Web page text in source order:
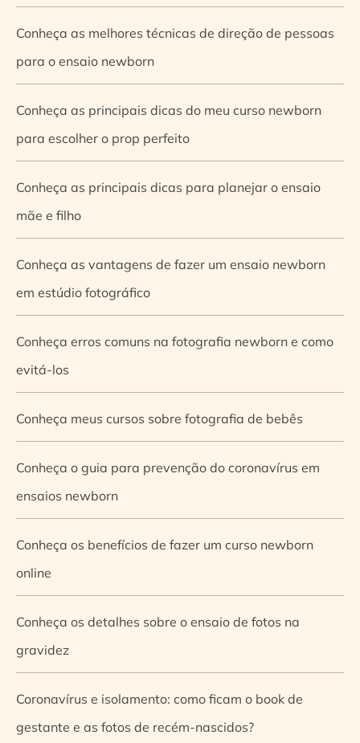
Conheça as melhores técnicas de direção de pessoas
para o ensaio newborn
Conheça as principais dicas do meu curso newborn
para escolher o prop perfeito
Conheça as principais dicas para planejar o ensaio
mãe e filho
Conheça as vantagens de fazer um ensaio newborn
em estúdio fotográfico
Conheça erros comuns na fotografia newborn e como
evitá-los
Conheça meus cursos sobre fotografia de bebês
Conheça o guia para prevenção do coronavírus em
ensaios newborn
Conheça os benefícios de fazer um curso newborn
online
Conheça os detalhes sobre o ensaio de fotos na
gravidez
Coronavírus e isolamento: como ficam o book de
gestante e as fotos de recém-nascidos?